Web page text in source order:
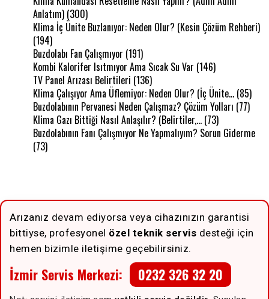
Anlatım) (300)
Klima İç Ünite Buzlanıyor: Neden Olur? (Kesin Çözüm Rehberi)
(194)
Buzdolabı Fan Çalışmıyor (191)
Kombi Kalorifer Isıtmıyor Ama Sıcak Su Var (146)
TV Panel Arızası Belirtileri (136)
Klima Çalışıyor Ama Üflemiyor: Neden Olur? (İç Ünite… (85)
Buzdolabının Pervanesi Neden Çalışmaz? Çözüm Yolları (77)
Klima Gazı Bittiği Nasıl Anlaşılır? (Belirtiler,… (73)
Buzdolabının Fanı Çalışmıyor Ne Yapmalıyım? Sorun Giderme
(73)
Arızanız devam ediyorsa veya cihazınızın garantisi
bittiyse, profesyonel özel teknik servis desteği için
hemen bizimle iletişime geçebilirsiniz.
İzmir Servis Merkezi: 0232 326 32 20